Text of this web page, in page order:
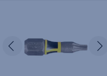
Edellinen